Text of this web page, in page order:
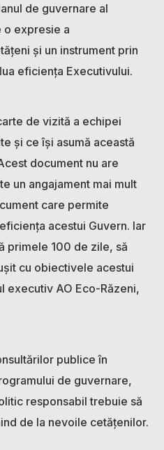
de guvernare al
o expresie a
și un instrument prin
eficiența Executivului.
de vizită a echipei
și ce își asumă această
document nu are
un angajament mai mult
care permite
acestui Guvern. Iar
primele 100 de zile, să
cu obiectivele acestui
executiv AO Eco-Răzeni,
publice în
de guvernare,
responsabil trebuie să
de la nevoile cetățenilor.